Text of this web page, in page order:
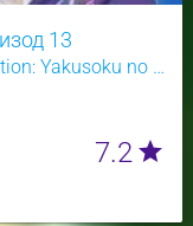
13
Choujigen Game Neptune The Animation: Yakusoku no Eien - True End
7.2 star